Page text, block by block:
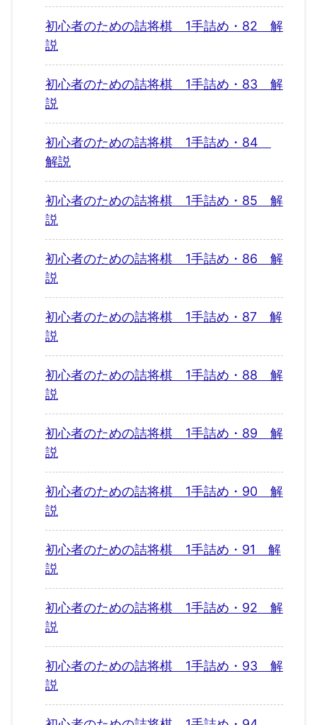
初心者のための詰将棋 1手詰め・82 解
説
初心者のための詰将棋 1手詰め・83 解
説
初心者のための詰将棋 1手詰め・84
解説
初心者のための詰将棋 1手詰め・85 解
説
初心者のための詰将棋 1手詰め・86 解
説
初心者のための詰将棋 1手詰め・87 解
説
初心者のための詰将棋 1手詰め・88 解
説
初心者のための詰将棋 1手詰め・89 解
説
初心者のための詰将棋 1手詰め・90 解
説
初心者のための詰将棋 1手詰め・91 解
説
初心者のための詰将棋 1手詰め・92 解
説
初心者のための詰将棋 1手詰め・93 解
説